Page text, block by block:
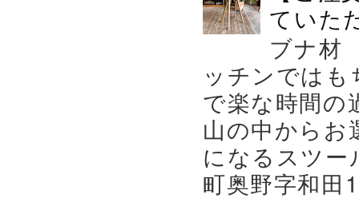
ていた
ブナ材
ッチンでは
で楽な時間の
山の中から
になるスツー
町奥野字和